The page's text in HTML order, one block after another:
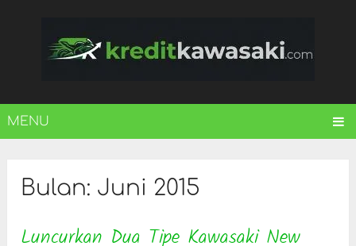
MENU
Bulan: Juni 2015
Luncurkan Dua Tipe Kawasaki New